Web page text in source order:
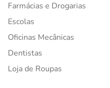
Farmácias e Drogarias
Escolas
Oficinas Mecânicas
Dentistas
Loja de Roupas